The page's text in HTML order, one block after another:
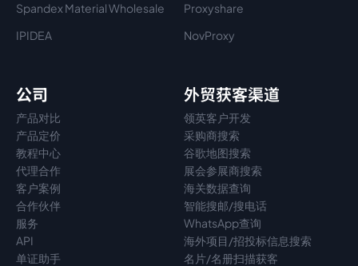
Spandex Material Wholesale​
Proxyshare
IPIDEA
NovProxy
公司
产品对比
产品定价
教程中心
代理合作
客户案例
合作伙伴
服务
API
单证助手
外贸获客渠道
领英客户开发
采购商搜索
谷歌地图搜索
展会参展商搜索
海关数据查询
智能搜邮/搜电话
WhatsApp查询
海外项目/招投标信息搜索
名片/名册扫描获客